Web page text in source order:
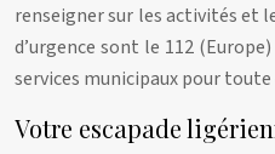
renseigner sur les activités et
d’urgence sont le 112
services municipaux pour
Votre escapade